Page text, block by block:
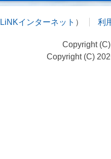
インターネット ） 利
Copyright
Copyright (C)